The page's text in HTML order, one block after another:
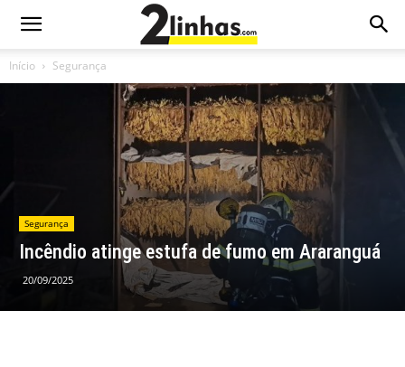
Início Segurança
Segurança
Incêndio atinge estufa de fumo em Araranguá
20/09/2025